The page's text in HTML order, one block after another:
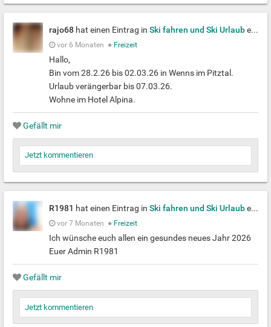
rajo68 hat einen Eintrag in Ski fahren und Ski Urlauberstellt
vor 6 Monaten ● Freizeit
Hallo,
Bin vom 28.2.26 bis 02.03.26 in Wenns im Pitztal.
Urlaub verängerbar bis 07.03.26.
Wohne im Hotel Alpina.
Gefällt mir
Jetzt kommentieren
R1981 hat einen Eintrag in Ski fahren und Ski Urlauberstellt
vor 7 Monaten ● Freizeit
Ich wünsche euch allen ein gesundes neues Jahr 2026
Euer Admin R1981
Gefällt mir
Jetzt kommentieren